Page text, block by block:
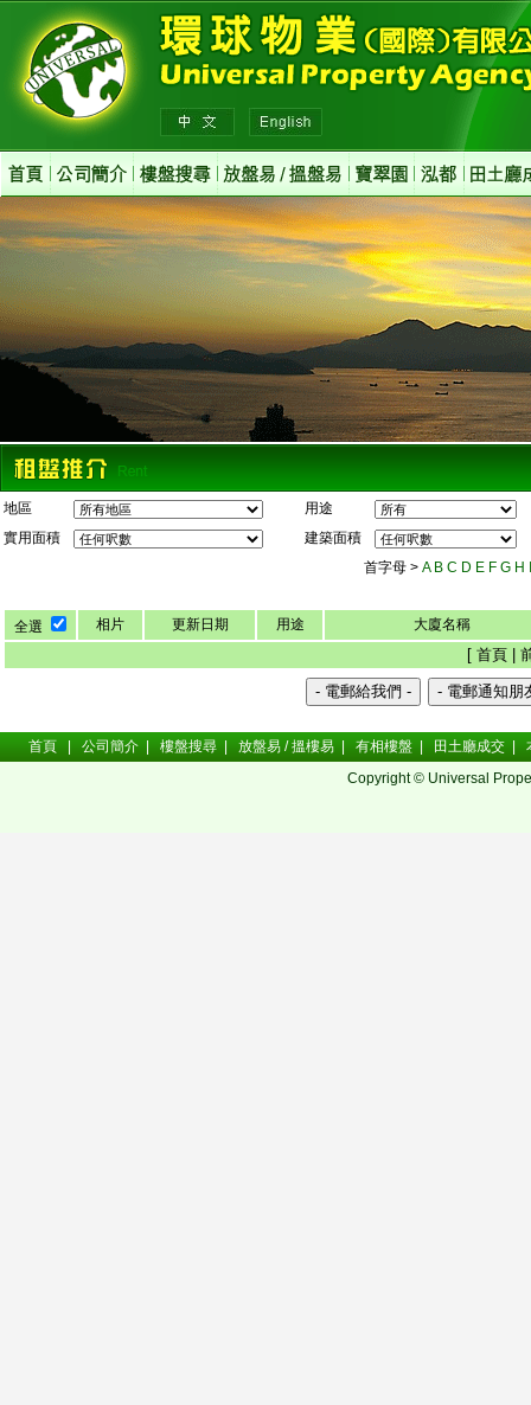
地區
用途
實用面積
建築面積
首字母 > A B C D E F G H
全選 相片 更新日期 用途 大廈名稱
[ 首頁 |
首頁 公司簡介 樓盤搜尋 放盤易 / 搵樓易 有相樓盤 田土廳成交
Copyright © Universal